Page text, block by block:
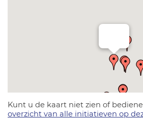
Kunt u de kaart niet zien of
overzicht van alle initiatieven op